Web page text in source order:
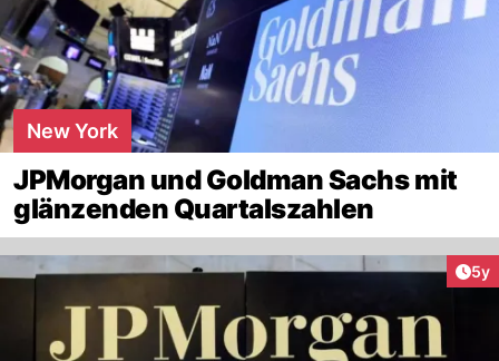
New York
JPMorgan und Goldman Sachs mit
glänzenden Quartalszahlen
5y